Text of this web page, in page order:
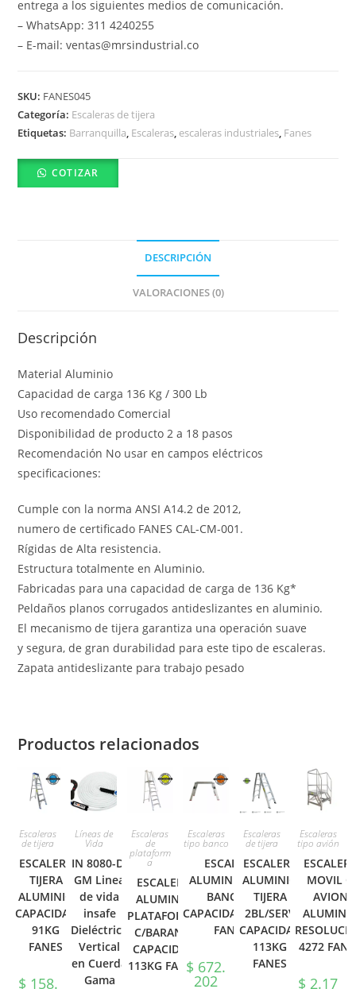
entrega a los siguientes medios de comunicación.
– WhatsApp: 311 4240255
– E-mail: ventas@mrsindustrial.co
SKU: FANES045
Categoría: Escaleras de tijera
Etiquetas: Barranquilla, Escaleras, escaleras industriales, Fanes
COTIZAR
DESCRIPCIÓN
VALORACIONES (0)
Descripción
Material Aluminio
Capacidad de carga 136 Kg / 300 Lb
Uso recomendado Comercial
Disponibilidad de producto 2 a 18 pasos
Recomendación No usar en campos eléctricos
specificaciones:
Cumple con la norma ANSI A14.2 de 2012,
numero de certificado FANES CAL-CM-001.
Rígidas de Alta resistencia.
Estructura totalmente en Aluminio.
Fabricadas para una capacidad de carga de 136 Kg*
Peldaños planos corrugados antideslizantes en aluminio.
El mecanismo de tijera garantiza una operación suave
y segura, de gran durabilidad para este tipo de escaleras.
Zapata antideslizante para trabajo pesado
Productos relacionados
Escaleras
de tijera
ESCALERA
TIJERA
ALUMINIO
CAPACIDAD
91KG
FANES
$ 158.
Líneas de
Vida
IN 8080-D-
GM Linea
de vida
insafe
Dieléctrica
Vertical
en Cuerda
Gama
Escaleras
de
plataform
a
ESCALERA
ALUMINIO
PLATAFORMA
C/BARAN 2
CAPACIDAD
113KG FANES
Escaleras
tipo banco
ESCALERA
ALUMINIO TIPO
BANCO 2
CAPACIDAD136KG
FANES
$ 672.
202
Escaleras
de tijera
ESCALERA
ALUMINIO
TIJERA
2BL/SERV
CAPACIDAD
113KG
FANES
Escaleras
tipo avión
MOVIL O
AVION
4272
$ 2.17